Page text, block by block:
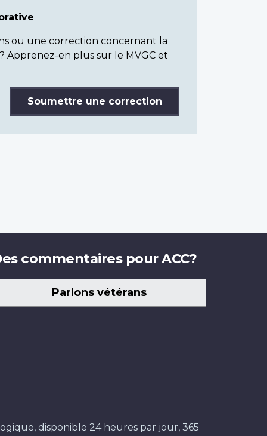
ou une correction concernant la
Apprenez-en plus sur le MVGC et
Soumettre une correction
commentaires pour ACC?
Parlons vétérans
disponible 24 heures par jour, 365